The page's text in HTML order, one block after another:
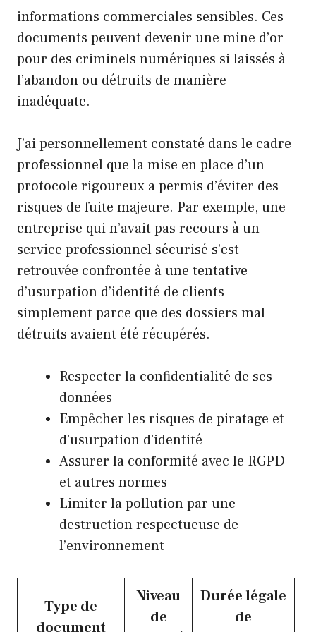
informations commerciales sensibles. Ces
documents peuvent devenir une mine d’or
pour des criminels numériques si laissés à
l’abandon ou détruits de manière
inadéquate.
J’ai personnellement constaté dans le cadre
professionnel que la mise en place d’un
protocole rigoureux a permis d’éviter des
risques de fuite majeure. Par exemple, une
entreprise qui n’avait pas recours à un
service professionnel sécurisé s’est
retrouvée confrontée à une tentative
d’usurpation d’identité de clients
simplement parce que des dossiers mal
détruits avaient été récupérés.
Respecter la confidentialité de ses
données
Empêcher les risques de piratage et
d’usurpation d’identité
Assurer la conformité avec le RGPD
et autres normes
Limiter la pollution par une
destruction respectueuse de
l’environnement
Type de
document
Niveau
de
Durée légale
de